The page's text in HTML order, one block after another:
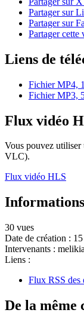
Partager sur
Partager sur
Partager cette
Liens de
Fichier MP4,
Fichier MP3,
Flux vidéo
Vous pouvez
VLC).
Flux vidéo HLS
30 vues
Date de création :
Intervenants :
Liens :
Flux RSS des
De la même